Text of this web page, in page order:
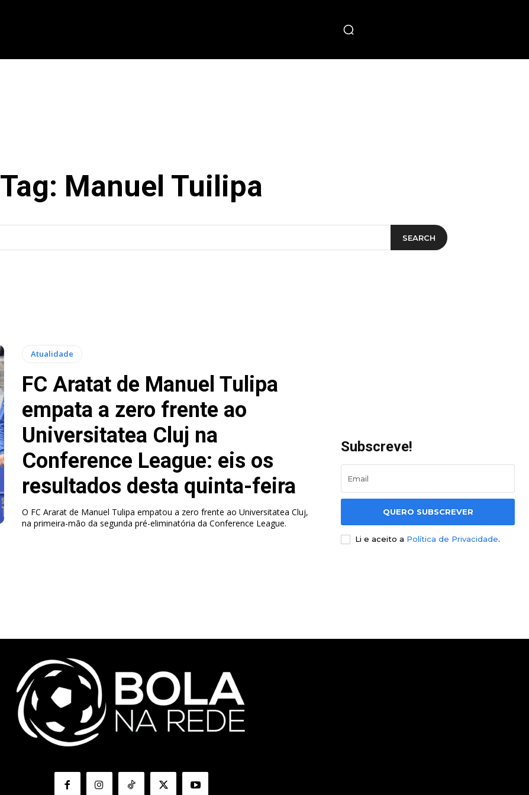
Tag: Manuel Tuilipa
SEARCH
Atualidade
FC Aratat de Manuel Tulipa
empata a zero frente ao
Universitatea Cluj na
Conference League: eis os
resultados desta quinta-feira
O FC Ararat de Manuel Tulipa empatou a zero frente ao Universitatea Cluj,
na primeira-mão da segunda pré-eliminatória da Conference League.
Subscreve!
QUERO SUBSCREVER
Li e aceito a Política de Privacidade.